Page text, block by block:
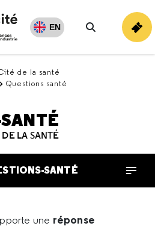
EN
Rechercher
de la santé
Questions santé
LA SANTÉ
SANTÉ
une réponse